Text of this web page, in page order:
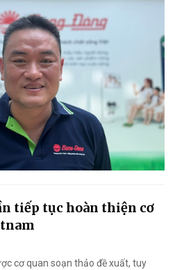
tiếp tục hoàn thiện cơ
cơ quan soạn thảo đề xuất, tuy